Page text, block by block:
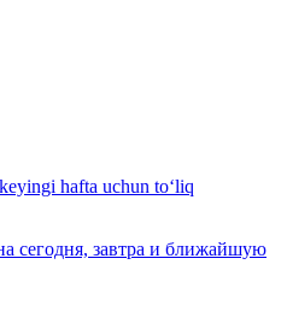
hafta uchun to‘liq
сегодня, завтра и ближайшую